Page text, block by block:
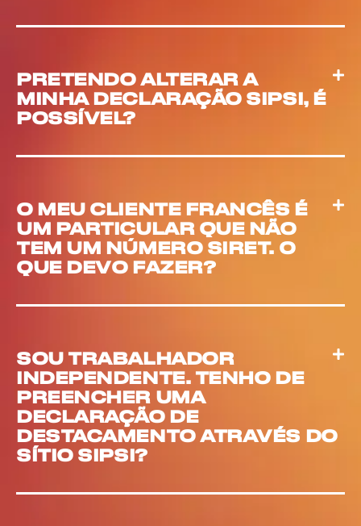
PRETENDO ALTERAR A
MINHA DECLARAÇÃO SIPSI, É
POSSÍVEL?
O MEU CLIENTE FRANCÊS É
UM PARTICULAR QUE NÃO
TEM UM NÚMERO SIRET. O
QUE DEVO FAZER?
SOU TRABALHADOR
INDEPENDENTE. TENHO DE
PREENCHER UMA
DECLARAÇÃO DE
DESTACAMENTO ATRAVÉS DO
SÍTIO SIPSI?